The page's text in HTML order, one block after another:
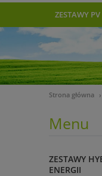
ZESTAWY
Strona główna
Menu
ZESTAWY
ENERGII